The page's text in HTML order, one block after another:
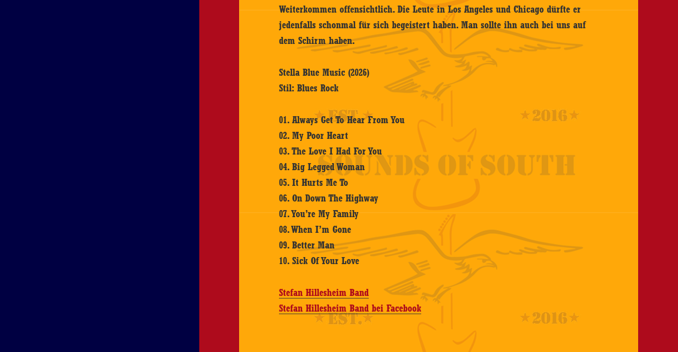
Weiterkommen offensichtlich. Die Leute in Los Angeles und Chicago dürfte er
jedenfalls schonmal für sich begeistert haben. Man sollte ihn auch bei uns auf
dem Schirm haben.
Stella Blue Music (2026)
Stil: Blues Rock
01. Always Get To Hear From You
02. My Poor Heart
03. The Love I Had For You
04. Big Legged Woman
05. It Hurts Me To
06. On Down The Highway
07. You’re My Family
08. When I’m Gone
09. Better Man
10. Sick Of Your Love
Stefan Hillesheim Band
Stefan Hillesheim Band bei Facebook